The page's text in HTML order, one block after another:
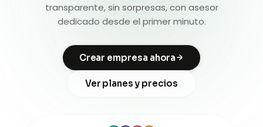
transparente, sin sorpresas, con asesor
dedicado desde el primer minuto.
Crear empresa ahora
Ver planes y precios